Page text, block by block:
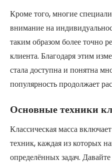
Кроме того, многие
внимание на
таким образом более точно
клиента. Благодаря этим
стала доступна и понятна
популярность продолжает
Основные техники
Классическая масса
техник, каждая из которых
определённых задач.